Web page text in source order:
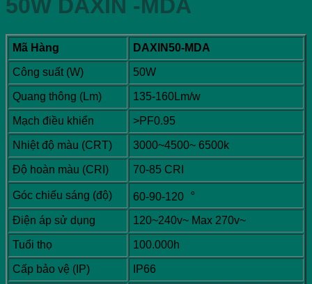
50W DAXIN -MDA
Mã Hàng DAXIN50-MDA
Công suất (W) 50W
Quang thông (Lm) 135-160Lm/w
Mạch điều khiển >PF0.95
Nhiệt độ màu (CRT) 3000~4500~ 6500k
Độ hoàn màu (CRI) 70-85 CRI
Góc chiếu sáng (độ)
60-90-120︒
Điện áp sử dụng
120~240v~ Max 270v~
Tuổi thọ 100.000h
Cấp bảo vệ (IP) IP66